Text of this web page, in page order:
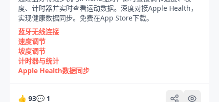
度、计时器并实时查看运动数据。深度对接Apple Health，
实现健康数据同步。免费在App Store下载。
蓝牙无线连接
速度调节
坡度调节
计时器与统计
Apple Health数据同步
👍 93💬 1